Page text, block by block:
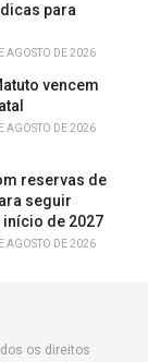
para
AGOSTO DE 2026
vencem
AGOSTO DE 2026
reservas de
seguir
de 2027
AGOSTO DE 2026
os direitos